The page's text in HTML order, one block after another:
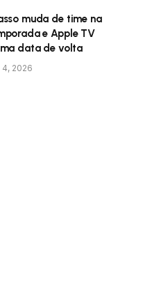
muda de time na
e Apple TV
data de volta
2026